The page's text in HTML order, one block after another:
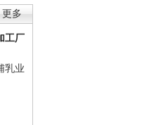
更多
工厂
乳业